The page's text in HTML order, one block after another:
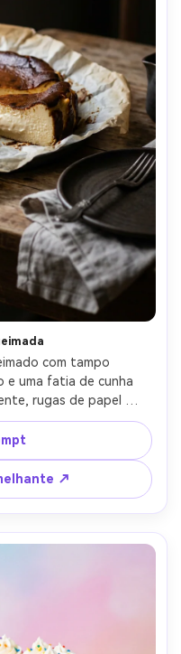
com tampo
e uma fatia de cunha
rugas de papel
moody, luz da janela
tirado em Canon EOS
ultra-real e sombras
4:5
↗